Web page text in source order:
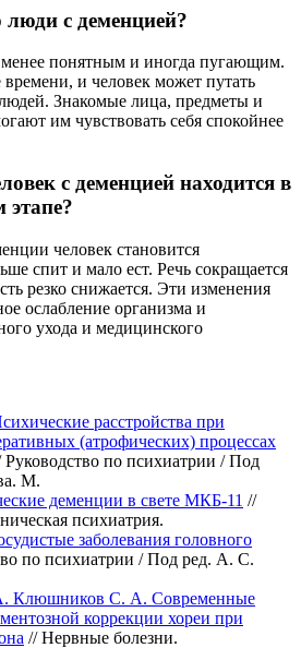
с деменцией?
понятным и иногда пугающим.
и человек может путать
Знакомые лица, предметы и
им чувствовать себя спокойнее
с деменцией находится в
человек становится
спит и мало ест. Речь сокращается
резко снижается. Эти изменения
ослабление организма и
ухода и медицинского
расстройства при
(атрофических) процессах
Руководство по психиатрии / Под
М.
деменции в свете МКБ-11 //
психиатрия.
заболевания головного
по психиатрии / Под ред. А. С.
Клюшников С. А. Современные
коррекции хореи при
// Нервные болезни.